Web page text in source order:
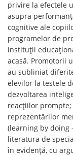
privire la efectele
asupra
cognitive ale
programelor de
instituții
acasă. Promotorii
au subliniat
elevilor la testele
dezvoltarea
reacțiilor
reprezentărilor
(learning by doing
literatura de
în evidență, cu